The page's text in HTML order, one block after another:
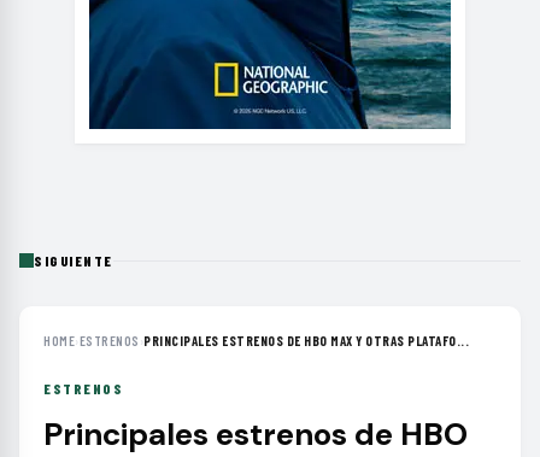
SIGUIENTE
HOME›ESTRENOS ›PRINCIPALES ESTRENOS DE HBO MAX Y OTRAS PLATAFO...
ESTRENOS
Principales estrenos de HBO